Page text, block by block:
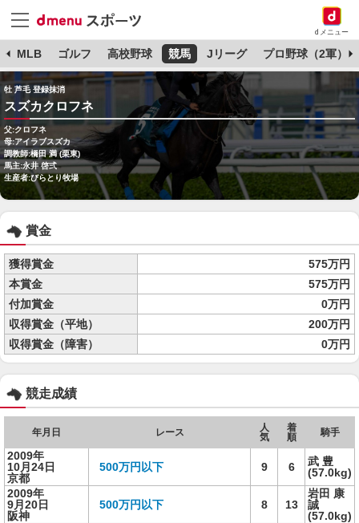
dメニュー
MLB ゴルフ 高校野球 競馬 Jリーグ プロ野球（2軍）
牡 芦毛 登録抹消
スズカクロフネ
父:クロフネ
母:アイラブスズカ
調教師:橋田 満 (栗東)
馬主:永井 啓弍
生産者:びらとり牧場
賞金
獲得賞金
575万円
本賞金
575万円
付加賞金
0万円
収得賞金（平地）
200万円
収得賞金（障害）
0万円
競走成績
年月日 レース
人
気
着
順
騎手
2009年
10月24日
京都
500万円以下 9 6
武 豊
(57.0kg)
2009年
9月20日
阪神
500万円以下 8 13
岩田 康
誠
(57.0kg)